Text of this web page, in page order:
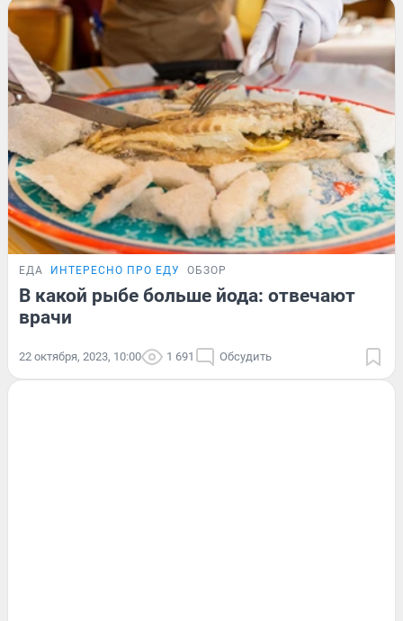
ЕДА ИНТЕРЕСНО ПРО ЕДУ ОБЗОР
В какой рыбе больше йода: отвечают
врачи
22 октября, 2023, 10:00 1 691 Обсудить